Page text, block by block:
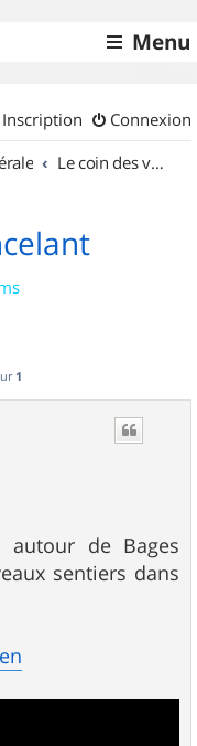
Menu
Connexion
Inscription
Le coin des vidéastes
1
autour de Bages
sentiers dans